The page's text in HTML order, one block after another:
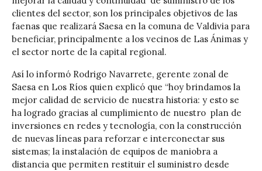
clientes del sector, son los principales objetivos de las
faenas que realizará Saesa en la comuna de Valdivia para
beneficiar, principalmente a los vecinos de Las Ánimas y
el sector norte de la capital regional.
Así lo informó Rodrigo Navarrete, gerente zonal de
Saesa en Los Ríos quien explicó que “hoy brindamos la
mejor calidad de servicio de nuestra historia: y esto se
ha logrado gracias al cumplimiento de nuestro plan de
inversiones en redes y tecnología, con la construcción
de nuevas líneas para reforzar e interconectar sus
sistemas; la instalación de equipos de maniobra a
distancia que permiten restituir el suministro desde